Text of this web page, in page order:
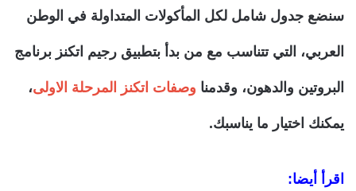
سنضع جدول شامل لكل المأكولات المتداولة في الوطن
العربي، التي تتناسب مع من بدأ بتطبيق رجيم اتكنز برنامج
البروتين والدهون، وقدمنا وصفات اتكنز المرحلة الاولى،
يمكنك اختيار ما يناسبك.
اقرأ أيضا: